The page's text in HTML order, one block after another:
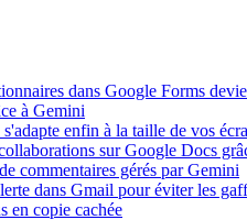
dans Google Forms
à Gemini
enfin à la taille de vos
sur Google Docs
commentaires gérés par Gemini
dans Gmail pour éviter les
en copie cachée